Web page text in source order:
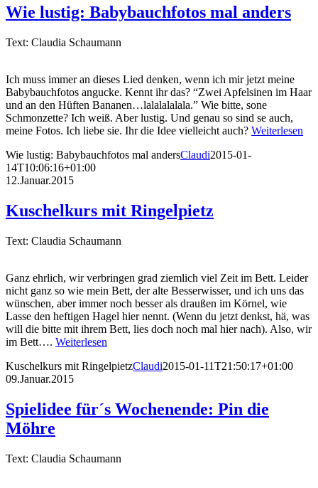
Wie lustig: Babybauchfotos mal anders
Text: Claudia Schaumann
Ich muss immer an dieses Lied denken, wenn ich mir jetzt meine
Babybauchfotos angucke. Kennt ihr das? “Zwei Apfelsinen im Haar
und an den Hüften Bananen…lalalalalala.” Wie bitte, sone
Schmonzette? Ich weiß. Aber lustig. Und genau so sind se auch,
meine Fotos. Ich liebe sie. Ihr die Idee vielleicht auch? Weiterlesen
Wie lustig: Babybauchfotos mal andersClaudi2015-01-
14T10:06:16+01:00
12.Januar.2015
Kuschelkurs mit Ringelpietz
Text: Claudia Schaumann
Ganz ehrlich, wir verbringen grad ziemlich viel Zeit im Bett. Leider
nicht ganz so wie mein Bett, der alte Besserwisser, und ich uns das
wünschen, aber immer noch besser als draußen im Körnel, wie
Lasse den heftigen Hagel hier nennt. (Wenn du jetzt denkst, hä, was
will die bitte mit ihrem Bett, lies doch noch mal hier nach). Also, wir
im Bett…. Weiterlesen
Kuschelkurs mit RingelpietzClaudi2015-01-11T21:50:17+01:00
09.Januar.2015
Spielidee für´s Wochenende: Pin die
Möhre
Text: Claudia Schaumann